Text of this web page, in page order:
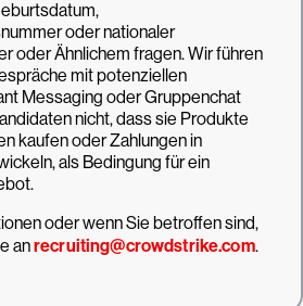
oder nationaler
oder Ähnlichem fragen. Wir führen
mit potenziellen
Messaging oder Gruppenchat
nicht, dass sie Produkte
kaufen oder Zahlungen in
als Bedingung für ein
oder wenn Sie betroffen sind,
anrecruiting@crowdstrike.com.